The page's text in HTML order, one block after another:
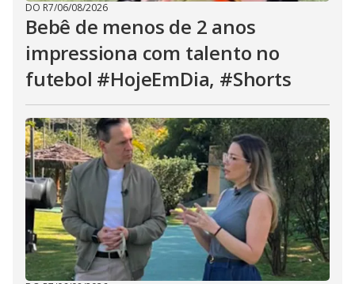
DO R7/06/08/2026
Bebê de menos de 2 anos
impressiona com talento no
futebol #HojeEmDia, #Shorts